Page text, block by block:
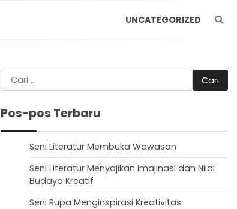
UNCATEGORIZED
Cari
untuk:
Pos-pos Terbaru
Seni Literatur Membuka Wawasan
Seni Literatur Menyajikan Imajinasi dan Nilai
Budaya Kreatif
Seni Rupa Menginspirasi Kreativitas